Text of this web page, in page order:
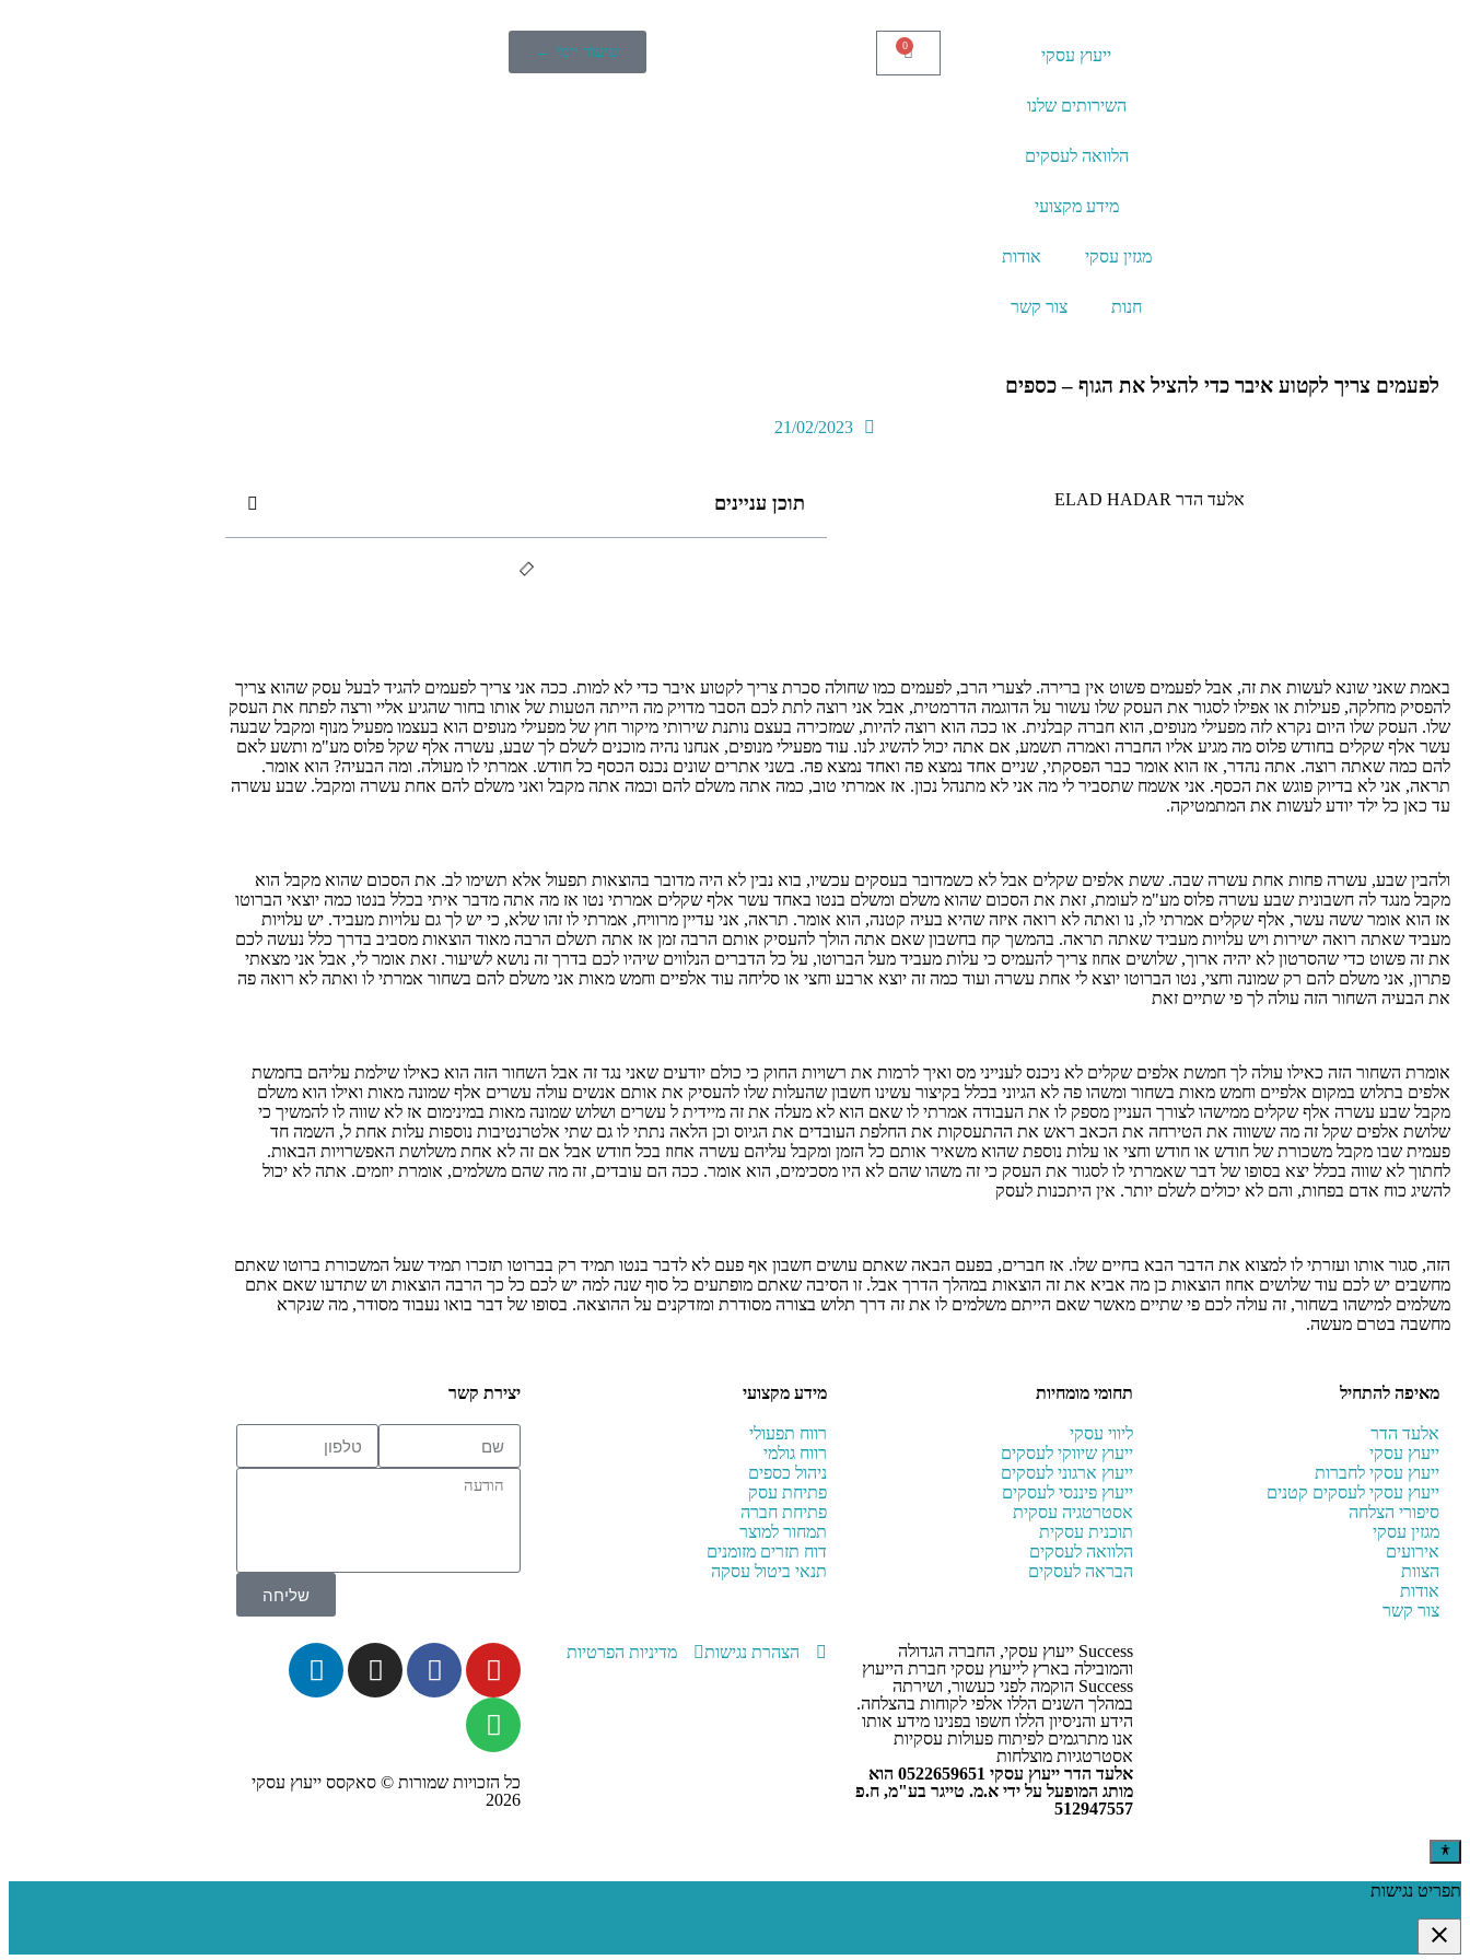
ייעוץ עסקי
השירותים שלנו
הלוואה לעסקים
מידע מקצועי
מגזין עסקי אודות
חנות צור קשר
0 שיעור יומי ←
לפעמים צריך לקטוע איבר כדי להציל את הגוף – כספים
21/02/2023
אלעד הדר ELAD HADAR תוכן עניינים
באמת שאני שונא לעשות את זה, אבל לפעמים פשוט אין ברירה. לצערי הרב, לפעמים כמו שחולה סכרת צריך לקטוע איבר כדי לא למות. ככה אני צריך לפעמים להגיד לבעל עסק שהוא צריך
להפסיק מחלקה, פעילות או אפילו לסגור את העסק שלו עשור על הדוגמה הדרמטית, אבל אני רוצה לתת לכם הסבר מדויק מה הייתה הטעות של אותו בחור שהגיע אליי ורצה לפתח את העסק
שלו. העסק שלו היום נקרא לזה מפעילי מנופים, הוא חברה קבלנית. או ככה הוא רוצה להיות, שמזכירה בעצם נותנת שירותי מיקור חוץ של מפעילי מנופים הוא בעצמו מפעיל מנוף ומקבל שבעה
עשר אלף שקלים בחודש פלוס מה מגיע אליו החברה ואמרה תשמע, אם אתה יכול להשיג לנו. עוד מפעילי מנופים, אנחנו נהיה מוכנים לשלם לך שבע, עשרה אלף שקל פלוס מע"מ ותשע לאם
להם כמה שאתה רוצה. אתה נהדר, אז הוא אומר כבר הפסקתי, שניים אחד נמצא פה ואחד נמצא פה. בשני אתרים שונים נכנס הכסף כל חודש. אמרתי לו מעולה. ומה הבעיה? הוא אומר.
תראה, אני לא בדיוק פוגש את הכסף. אני אשמח שתסביר לי מה אני לא מתנהל נכון. אז אמרתי טוב, כמה אתה משלם להם וכמה אתה מקבל ואני משלם להם אחת עשרה ומקבל. שבע עשרה
עד כאן כל ילד יודע לעשות את המתמטיקה.
ולהבין שבע, עשרה פחות אחת עשרה שבה. ששת אלפים שקלים אבל לא כשמדובר בעסקים עכשיו, בוא נבין לא היה מדובר בהוצאות תפעול אלא תשימו לב. את הסכום שהוא מקבל הוא
מקבל מנגד לה חשבונית שבע עשרה פלוס מע"מ לעומת, זאת את הסכום שהוא משלם ומשלם בנטו באחד עשר אלף שקלים אמרתי נטו אז מה אתה מדבר איתי בכלל בנטו כמה יוצאי הברוטו
אז הוא אומר ששה עשר, אלף שקלים אמרתי לו, נו ואתה לא רואה איזה שהיא בעיה קטנה, הוא אומר. תראה, אני עדיין מרוויח, אמרתי לו זהו שלא, כי יש לך גם עלויות מעביד. יש עלויות
מעביד שאתה רואה ישירות ויש עלויות מעביד שאתה תראה. בהמשך קח בחשבון שאם אתה הולך להעסיק אותם הרבה זמן אז אתה תשלם הרבה מאוד הוצאות מסביב בדרך כלל נעשה לכם
את זה פשוט כדי שהסרטון לא יהיה ארוך, שלושים אחוז צריך להעמיס כי עלות מעביד מעל הברוטו, על כל הדברים הנלווים שיהיו לכם בדרך זה נושא לשיעור. זאת אומר לי, אבל אני מצאתי
פתרון, אני משלם להם רק שמונה וחצי, נטו הברוטו יוצא לי אחת עשרה ועוד כמה זה יוצא ארבע וחצי או סליחה עוד אלפיים וחמש מאות אני משלם להם בשחור אמרתי לו ואתה לא רואה פה
את הבעיה השחור הזה עולה לך פי שתיים זאת
אומרת השחור הזה כאילו עולה לך חמשת אלפים שקלים לא ניכנס לענייני מס ואיך לרמות את רשויות החוק כי כולם יודעים שאני נגד זה אבל השחור הזה הוא כאילו שילמת עליהם בחמשת
אלפים בתלוש במקום אלפיים וחמש מאות בשחור ומשהו פה לא הגיוני בכלל בקיצור עשינו חשבון שהעלות שלו להעסיק את אותם אנשים עולה עשרים אלף שמונה מאות ואילו הוא משלם
מקבל שבע עשרה אלף שקלים ממישהו לצורך העניין מספק לו את העבודה אמרתי לו שאם הוא לא מעלה את זה מיידית ל עשרים ושלוש שמונה מאות במינימום אז לא שווה לו להמשיך כי
שלושת אלפים שקל זה מה ששווה את הטירחה את הכאב ראש את ההתעסקות את החלפת העובדים את הגיוס וכן הלאה נתתי לו גם שתי אלטרנטיבות נוספות עלות אחת ל, השמה חד
פעמית שבו מקבל משכורת של חודש או חודש וחצי או עלות נוספת שהוא משאיר אותם כל הזמן ומקבל עליהם עשרה אחוז בכל חודש אבל אם זה לא אחת משלושת האפשרויות הבאות.
לחתוך לא שווה בכלל יצא בסופו של דבר שאמרתי לו לסגור את העסק כי זה משהו שהם לא היו מסכימים, הוא אומר. ככה הם עובדים, זה מה שהם משלמים, אומרת יוזמים. אתה לא יכול
להשיג כוח אדם בפחות, והם לא יכולים לשלם יותר. אין היתכנות לעסק
הזה, סגור אותו ועזרתי לו למצוא את הדבר הבא בחיים שלו. אז חברים, בפעם הבאה שאתם עושים חשבון אף פעם לא לדבר בנטו תמיד רק בברוטו תזכרו תמיד שעל המשכורת ברוטו שאתם
מחשבים יש לכם עוד שלושים אחוז הוצאות כן מה אביא את זה הוצאות במהלך הדרך אבל. זו הסיבה שאתם מופתעים כל סוף שנה למה יש לכם כל כך הרבה הוצאות וש שתדעו שאם אתם
משלמים למישהו בשחור, זה עולה לכם פי שתיים מאשר שאם הייתם משלמים לו את זה דרך תלוש בצורה מסודרת ומזדקנים על ההוצאה. בסופו של דבר בואו נעבוד מסודר, מה שנקרא
מחשבה בטרם מעשה.
מאיפה להתחיל
אלעד הדר
ייעוץ עסקי
ייעוץ עסקי לחברות
ייעוץ עסקי לעסקים קטנים
סיפורי הצלחה
מגזין עסקי
אירועים
הצוות
אודות
צור קשר
תחומי מומחיות
ליווי עסקי
ייעוץ שיווקי לעסקים
ייעוץ ארגוני לעסקים
ייעוץ פיננסי לעסקים
אסטרטגיה עסקית
תוכנית עסקית
הלוואה לעסקים
הבראה לעסקים
מידע מקצועי
רווח תפעולי
רווח גולמי
ניהול כספים
פתיחת עסק
פתיחת חברה
תמחור למוצר
דוח תזרים מזומנים
תנאי ביטול עסקה
יצירת קשר
שליחה
Success ייעוץ עסקי, החברה הגדולה
והמובילה בארץ לייעוץ עסקי חברת הייעוץ
Success הוקמה לפני כעשור, ושירתה
במהלך השנים הללו אלפי לקוחות בהצלחה.
הידע והניסיון הללו חשפו בפנינו מידע אותו
אנו מתרגמים לפיתוח פעולות עסקיות
אסטרטגיות מוצלחות
אלעד הדר ייעוץ עסקי 0522659651 הוא
מותג המופעל על ידי א.מ. טייגר בע"מ, ח.פ
512947557
הצהרת נגישות מדיניות הפרטיות
כל הזכויות שמורות © סאקסס ייעוץ עסקי
2026
תפריט נגישות
close